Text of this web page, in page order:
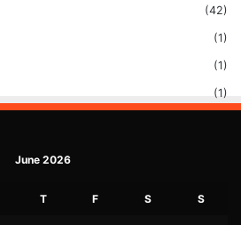
(42)
(1)
(1)
(1)
June 2026
T F S S